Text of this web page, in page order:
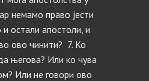
немамо право јести
остали апостоли, и
ово чинити? 7. Ко
његова? Или ко чува
Или не говори ово